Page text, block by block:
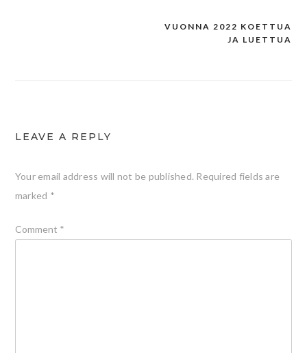
VUONNA 2022 KOETTUA
JA LUETTUA
LEAVE A REPLY
Your email address will not be published. Required fields are
marked *
Comment *